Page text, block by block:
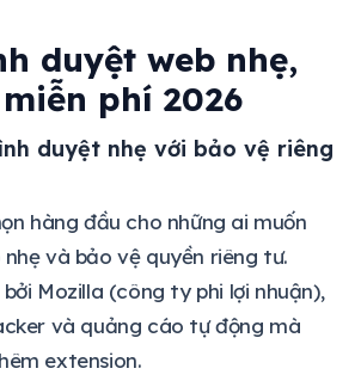
duyệt web nhẹ,
phí 2026
duyệt nhẹ với bảo vệ riêng
hàng đầu cho những ai muốn
và bảo vệ quyền riêng tư.
Mozilla (công ty phi lợi nhuận),
và quảng cáo tự động mà
extension.